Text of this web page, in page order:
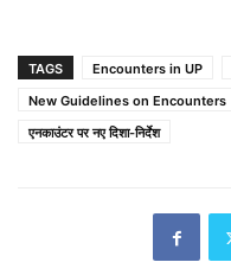
TAGS Encounters in UP
New Guidelines on Encounters
एनकाउंटर पर नए दिशा-निर्देश